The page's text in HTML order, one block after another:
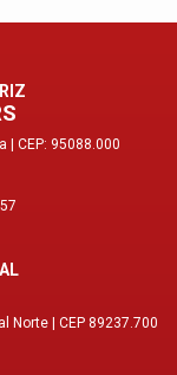
| CEP: 95088.000
Norte | CEP 89237.700